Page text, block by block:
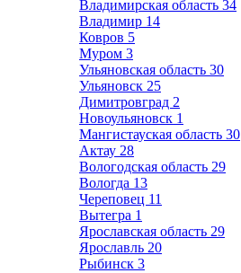
Владимирская область 34
Владимир 14
Ковров 5
Муром 3
Ульяновская область 30
Ульяновск 25
Димитровград 2
Новоульяновск 1
Мангистауская область 30
Актау 28
Вологодская область 29
Вологда 13
Череповец 11
Вытегра 1
Ярославская область 29
Ярославль 20
Рыбинск 3